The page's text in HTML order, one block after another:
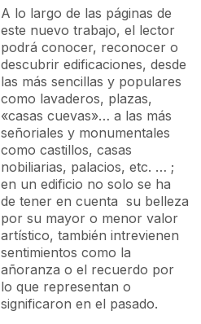
A lo largo de las páginas de
este nuevo trabajo, el lector
podrá conocer, reconocer o
descubrir edificaciones, desde
las más sencillas y populares
como lavaderos, plazas,
«casas cuevas»… a las más
señoriales y monumentales
como castillos, casas
nobiliarias, palacios, etc. … ;
en un edificio no solo se ha
de tener en cuenta su belleza
por su mayor o menor valor
artístico, también intrevienen
sentimientos como la
añoranza o el recuerdo por
lo que representan o
significaron en el pasado.